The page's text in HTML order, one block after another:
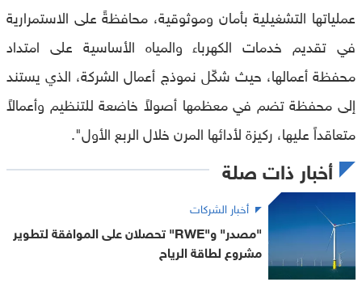
عملياتها التشغيلية بأمان وموثوقية، محافظةً على الاستمرارية
في تقديم خدمات الكهرباء والمياه الأساسية على امتداد
محفظة أعمالها، حيث شكّل نموذج أعمال الشركة، الذي يستند
إلى محفظة تضم في معظمها أصولاً خاضعة للتنظيم وأعمالاً
متعاقداً عليها، ركيزة لأدائها المرن خلال الربع الأول".
أخبار ذات صلة
أخبار الشركات
"مصدر" و"RWE" تحصلان على الموافقة لتطوير
مشروع لطاقة الرياح